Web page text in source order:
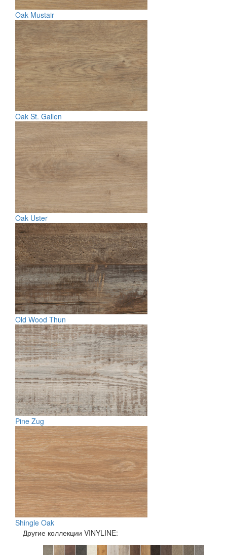
Oak Mustair
Oak St. Gallen
Oak Uster
Old Wood Thun
Pine Zug
Shingle Oak
Другие коллекции VINYLINE: